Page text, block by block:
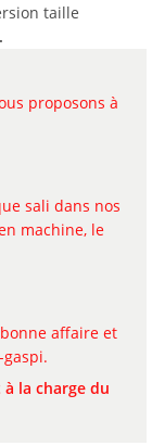
taille
proposons à
sali dans nos
machine, le
affaire et
la charge du